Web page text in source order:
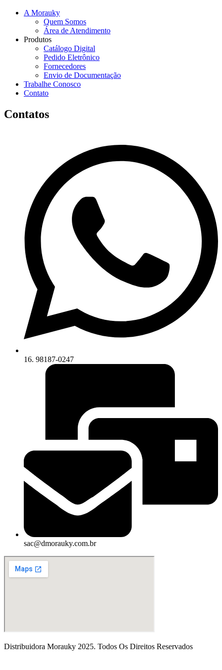
A Morauky
Quem Somos
Área de Atendimento
Produtos
Catálogo Digital
Pedido Eletrônico
Fornecedores
Envio de Documentação
Trabalhe Conosco
Contato
Contatos
16. 98187-0247
sac@dmorauky.com.br
Distribuidora Morauky 2025. Todos Os Direitos Reservados